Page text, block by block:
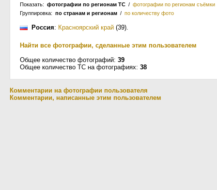
Показать: фотографии по регионам ТС / фотографии по регионам съёмки
Группировка: по странам и регионам / по количеству фото
Россия: Красноярский край (39).
Найти все фотографии, сделанные этим пользователем
Общее количество фотографий: 39
Общее количество ТС на фотографиях: 38
Комментарии на фотографии пользователя
Комментарии, написанные этим пользователем